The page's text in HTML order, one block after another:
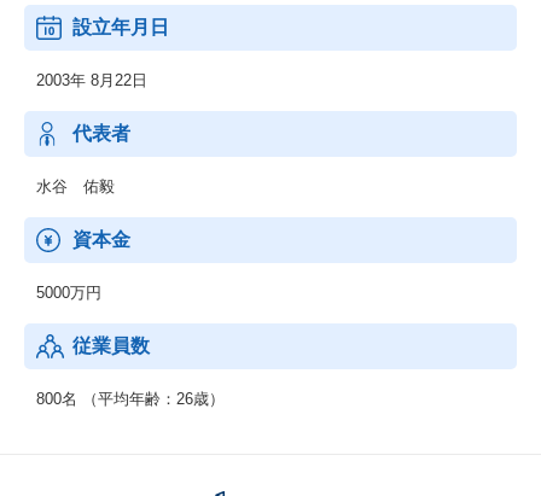
◆エクゼパート事業
：日本を代表する企業の元役員や多くの人脈をもつハイスペック
◆医療事業
：IT×医療で世界No.1という旗の下、バンコクにおけるクリニック
事業、医療メディア事業を展開。今後世界中に拡大予定。
設立年月日
2003年 8月22日
代表者
水谷 佑毅
資本金
5000万円
従業員数
800名 （平均年齢：26歳）